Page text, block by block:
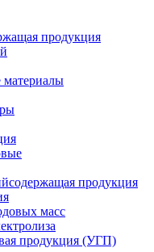
продукция
продукция
масс
продукция (УГП)